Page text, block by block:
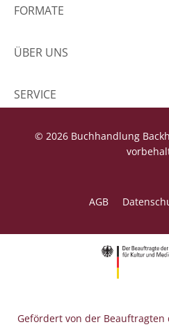
FORMATE
ÜBER UNS
SERVICE
© 2026 Buchhandlung
AGB
Gefördert von der